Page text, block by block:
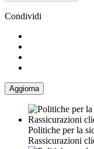
Condividi
Politiche per la
Rassicurazioni